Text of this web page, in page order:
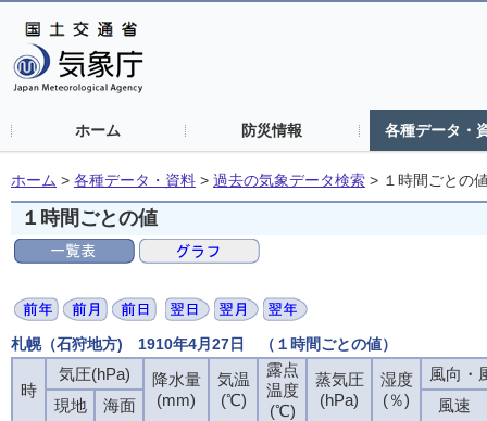
ホーム 防災情報 各種データ・
ホーム > 各種データ・資料 > 過去の気象データ検索 > １時間ごとの
１時間ごとの値
札幌（石狩地方) 1910年4月27日 （１時間ごとの値）
時
気圧(hPa)
降水量
(mm)
気温
(℃)
露点
温度
(℃)
蒸気圧
(hPa)
湿度
(％)
風向・
現地
海面
風速